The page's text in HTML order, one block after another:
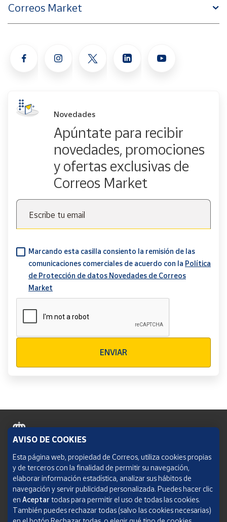
Correos Market
Novedades
Apúntate para recibir
novedades, promociones
y ofertas exclusivas de
Correos Market
Escribe tu email
Marcando esta casilla consiento la remisión de las
comunicaciones comerciales de acuerdo con la Política
de Protección de datos Novedades de Correos
Market
ENVIAR
Política de cookies
Aviso legal
Condiciones del servicio
Política de Privacidad Web
AVISO DE COOKIES
Esta página web, propiedad de Correos, utiliza cookies propias
y de terceros con la finalidad de permitir su navegación,
elaborar información estadística, analizar sus hábitos de
navegación y servir publicidad personalizada. Puedes hacer clic
en Aceptar todas para permitir el uso de todas las cookies.
También puedes rechazar todas (salvo las cookies necesarias)